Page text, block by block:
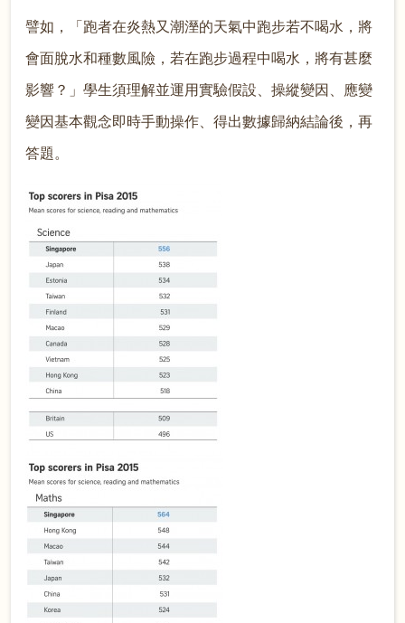
譬如，「跑者在炎熱又潮溼的天氣中跑步若不喝水，將
會面脫水和種數風險，若在跑步過程中喝水，將有甚麼
影響？」學生須理解並運用實驗假設、操縱變因、應變
變因基本觀念即時手動操作、得出數據歸納結論後，再
答題。